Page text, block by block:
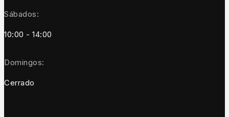
Sábados:
10:00 - 14:00
Domingos:
Cerrado